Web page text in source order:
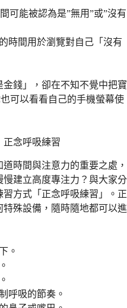
可能被認為是”無用”或”沒有
時間用於瀏覽對自己「沒有
錢」，卻在不知不覺中把寶
可以看看自己的手機螢幕使
正念呼吸練習
時間與注意力的重要之處，
建立高度專注力？與大家分
方式「正念呼吸練習」。正
殊設備，隨時隨地都可以進
。
呼吸的節奏。